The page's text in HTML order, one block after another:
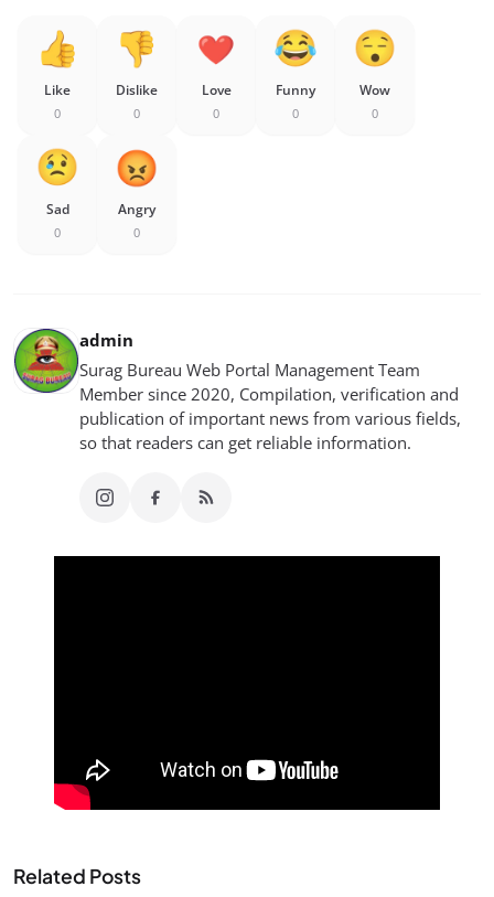
Like
0
Dislike
0
Love
0
Funny
0
Wow
0
Sad
0
Angry
0
admin
Surag Bureau Web Portal Management Team
Member since 2020, Compilation, verification and
publication of important news from various fields,
so that readers can get reliable information.
Related Posts